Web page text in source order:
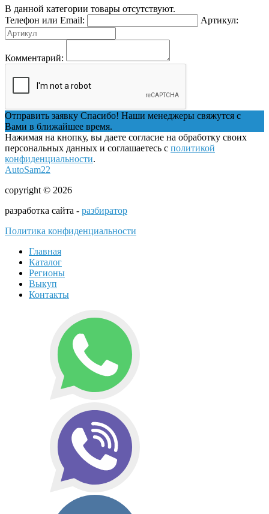
В данной категории товары отсутствуют.
Телефон или Email:
Артикул:
Комментарий:
Отправить заявку Спасибо! Наши менеджеры свяжутся с
Вами в ближайшее время.
Нажимая на кнопку, вы даете согласие на обработку своих
персональных данных и соглашаетесь с политикой
конфиденциальности.
AutoSam22
copyright © 2026
разработка сайта - разбиратор
Политика конфиденциальности
Главная
Каталог
Регионы
Выкуп
Контакты